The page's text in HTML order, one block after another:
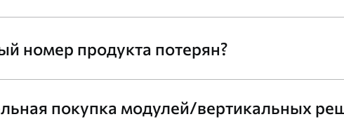
номер продукта потерян?
покупка модулей/вертикальных